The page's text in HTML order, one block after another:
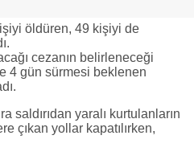
öldüren, 49 kişiyi de
cezanın belirleneceği
4 gün sürmesi beklenen
saldırıdan yaralı kurtulanların
çıkan yollar kapatılırken,